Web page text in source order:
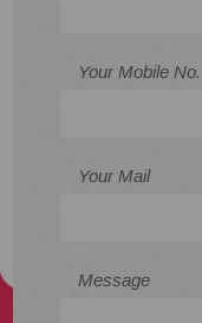
Your Mobile No.
Your Mail
Message